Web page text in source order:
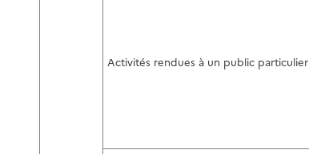
Activités rendues à un public particulier